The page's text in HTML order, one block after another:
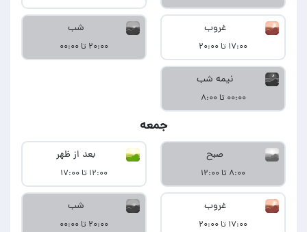
غروب
۱۷:۰۰ تا ۲۰:۰۰
شب
۲۰:۰۰ تا ۰۰:۰۰
نیمه شب
۰۰:۰۰ تا ۸:۰۰
جمعه
صبح
۸:۰۰ تا ۱۲:۰۰
بعد از ظهر
۱۲:۰۰ تا ۱۷:۰۰
غروب
۱۷:۰۰ تا ۲۰:۰۰
شب
۲۰:۰۰ تا ۰۰:۰۰